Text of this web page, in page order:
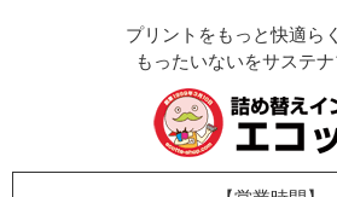
プリントをもっと快適ら
もったいないをサステナ